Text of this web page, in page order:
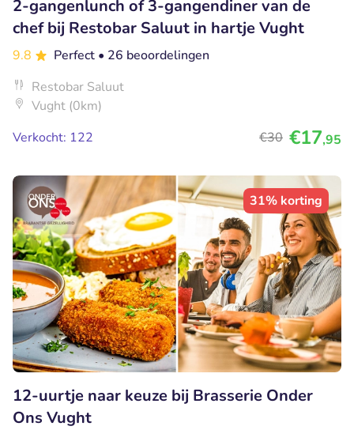
2-gangenlunch of 3-gangendiner van de
chef bij Restobar Saluut in hartje Vught
9.8 Perfect • 26 beoordelingen
Restobar Saluut
Vught (0km)
Verkocht: 122
€30 €17,95
31% korting
12-uurtje naar keuze bij Brasserie Onder
Ons Vught